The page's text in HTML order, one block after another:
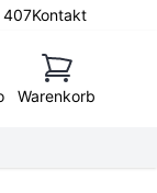
407Kontakt
Warenkorb
Warenkorb